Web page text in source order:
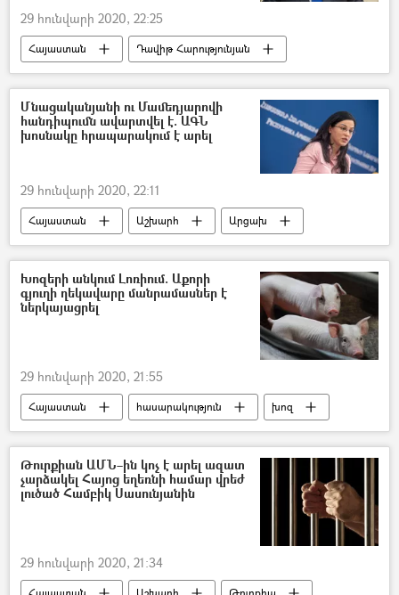
29 հունվարի 2020, 22:25
Հայաստան
Դավիթ Հարությունյան
Սահմանադրական դատարան
Սահմանադրություն
Արփինե Հովհաննիսյան
Իշխանություն
Մնացականյանի ու Մամեդյարովի
հանդիպումն ավարտվել է. ԱԳՆ
խոսնակը հրապարակում է արել
29 հունվարի 2020, 22:11
Հայաստան Աշխարհ
Արցախ
ՀՀ Արտաքին գործերի նախարարություն. ԱԳՆ
Զոհրաբ Մնացականյան
Աննա Նաղդալյան
Էլմար Մամեդյարով
ԵԱՀԿ Մինսկի Խումբ
Խոզերի անկում Լոռիում. Աքորի
գյուղի ղեկավարը մանրամասներ է
ներկայացրել
29 հունվարի 2020, 21:55
Հայաստան հասարակություն
խոզ
Լոռի
Մարզ համայնքի ղեկավար
Թուրքիան ԱՄՆ–ին կոչ է արել ազատ
չարձակել Հայոց եղեռնի համար վրեժ
լուծած Համբիկ Սասունյանին
29 հունվարի 2020, 21:34